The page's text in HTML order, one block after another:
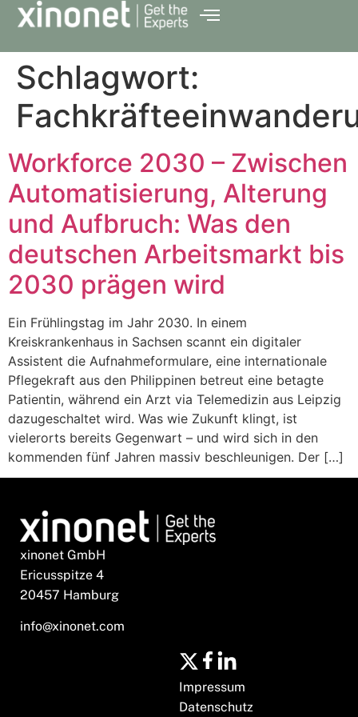
Schlagwort:
Workforce 2030 – Zwischen
Automatisierung, Alterung
und Aufbruch: Was den
deutschen Arbeitsmarkt bis
2030 prägen wird
Ein Frühlingstag im Jahr 2030. In einem
Kreiskrankenhaus in Sachsen scannt ein digitaler
Assistent die Aufnahmeformulare, eine internationale
Pflegekraft aus den Philippinen betreut eine betagte
Patientin, während ein Arzt via Telemedizin aus Leipzig
dazugeschaltet wird. Was wie Zukunft klingt, ist
vielerorts bereits Gegenwart – und wird sich in den
kommenden fünf Jahren massiv beschleunigen. Der […]
xinonet GmbH
Ericusspitze 4
20457 Hamburg
info@xinonet.com
Impressum
Datenschutz